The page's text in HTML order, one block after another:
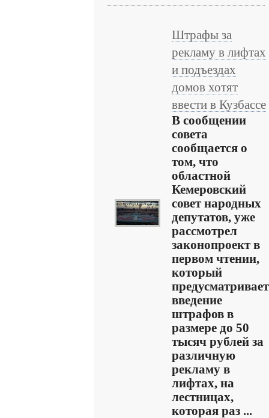
Штрафы за
рекламу в лифтах
и подъездах
домов хотят
ввести в Кузбассе
В сообщении
совета
сообщается о
том, что
областной
Кемеровский
совет народных
депутатов, уже
рассмотрел
законопроект в
первом чтении,
который
предусматривает
введение
штрафов в
размере до 50
тысяч рублей за
различную
рекламу в
лифтах, на
лестницах,
которая раз ...